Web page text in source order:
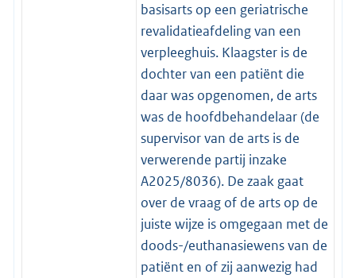
basisarts op een geriatrische
revalidatieafdeling van een
verpleeghuis. Klaagster is de
dochter van een patiënt die
daar was opgenomen, de arts
was de hoofdbehandelaar (de
supervisor van de arts is de
verwerende partij inzake
A2025/8036). De zaak gaat
over de vraag of de arts op de
juiste wijze is omgegaan met de
doods-/euthanasiewens van de
patiënt en of zij aanwezig had